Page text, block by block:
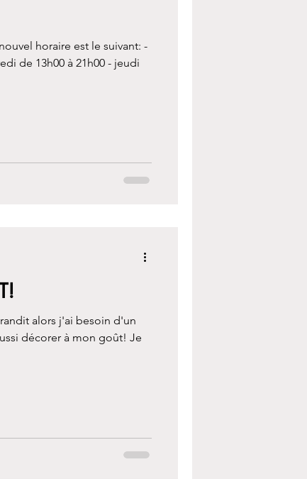
horaire est le suivant: -
de 13h00 à 21h00 - jeudi
alors j'ai besoin d'un
décorer à mon goût! Je